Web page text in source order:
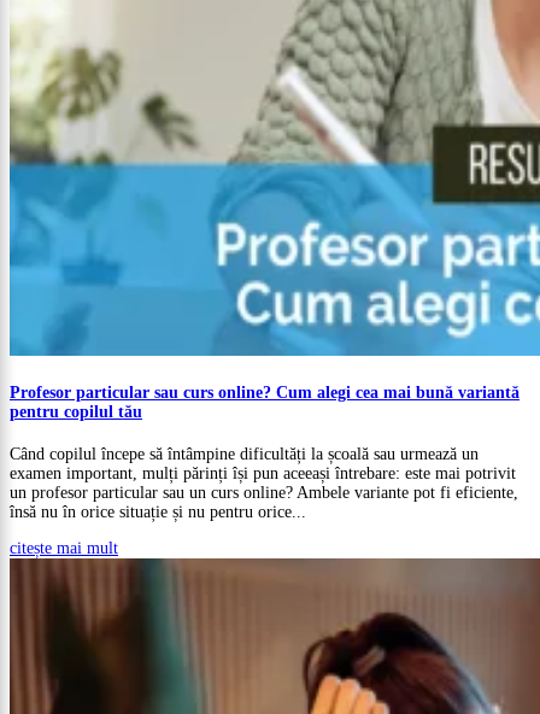
Profesor particular sau curs online? Cum alegi cea mai bună variantă
pentru copilul tău
Când copilul începe să întâmpine dificultăți la școală sau urmează un
examen important, mulți părinți își pun aceeași întrebare: este mai potrivit
un profesor particular sau un curs online? Ambele variante pot fi eficiente,
însă nu în orice situație și nu pentru orice...
citește mai mult